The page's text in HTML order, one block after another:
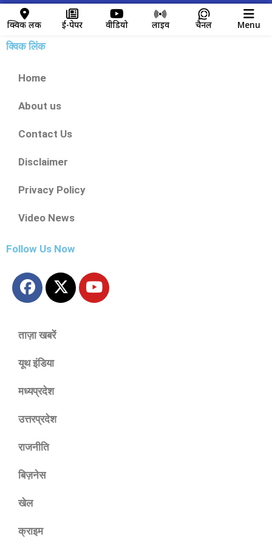
क्विक लिंक ई-पेपर वीडियो लाइव चैनल Menu
क्विक लिंक
Home
About us
Contact Us
Disclaimer
Privacy Policy
Video News
Follow Us Now
ताज़ा खबरें
यूथ इंडिया
मध्यप्रदेश
उत्तरप्रदेश
राजनीति
बिज़नेस
खेल
क्राइम